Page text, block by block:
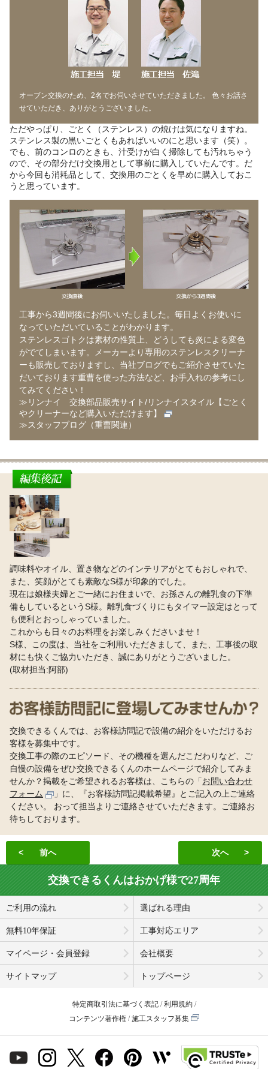
オーブン交換のため、2名でお伺いさせていただきました。 色々お話さ
せていただき、ありがとうございました。
ただやっぱり、ごとく（ステンレス）の焼けは気になりますね。
ステンレス製の黒いごとくもあればいいのにと思います（笑）。
でも、前のコンロのときも、汁受けが白く掃除しても汚れちゃう
ので、その部分だけ交換用として事前に購入していたんです。だ
から今回も消耗品として、交換用のごとくを早めに購入しておこ
うと思っています。
工事から3週間後にお伺いいたしました。毎日よくお使いに
なっていただいていることがわかります。
ステンレスゴトクは素材の性質上、どうしても炎による変色
がでてしまいます。メーカーより専用のステンレスクリーナ
ーも販売しておりますし、当社ブログでもご紹介させていた
だいております重曹を使った方法など、お手入れの参考にし
てみてください！
≫リンナイ 交換部品販売サイト/リンナイスタイル【ごとく
やクリーナーなど購入いただけます】
≫スタッフブログ（重曹関連）
調味料やオイル、置き物などのインテリアがとてもおしゃれで、
また、笑顔がとても素敵なS様が印象的でした。
現在は娘様夫婦とご一緒にお住まいで、お孫さんの離乳食の下準
備もしているというS様。離乳食づくりにもタイマー設定はとって
も便利とおっしゃっていました。
これからも日々のお料理をお楽しみくださいませ！
S様、この度は、当社をご利用いただきまして、また、工事後の取
材にも快くご協力いただき、誠にありがとうございました。
(取材担当:阿部)
交換できるくんでは、お客様訪問記で設備の紹介をいただけるお
客様を募集中です。
交換工事の際のエピソード、その機種を選んだこだわりなど、ご
自慢の設備をぜひ交換できるくんのホームページで紹介してみま
せんか？掲載をご希望されるお客様は、こちらの「お問い合わせ
フォーム
」に、『お客様訪問記掲載希望』とご記入の上ご連絡
ください。 おって担当よりご連絡させていただきます。ご連絡お
待ちしております。
次へ
前へ
交換できるくんはおかげ様で27周年
ご利用の流れ 選ばれる理由
無料10年保証 工事対応エリア
マイページ・会員登録 会社概要
サイトマップ トップページ
特定商取引法に基づく表記
利用規約
コンテンツ著作権
施工スタッフ募集